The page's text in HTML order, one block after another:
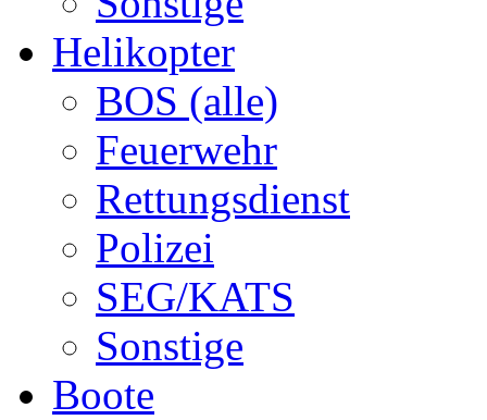
Helikopter
BOS (alle)
Feuerwehr
Rettungsdienst
Polizei
SEG/KATS
Sonstige
Boote